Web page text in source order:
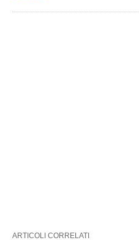
ARTICOLI CORRELATI